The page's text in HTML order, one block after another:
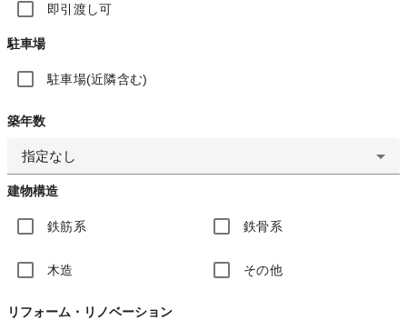
即引渡し可
駐車場
駐車場(近隣含む)
築年数
指定なし
建物構造
鉄筋系 鉄骨系
木造 その他
リフォーム・リノベーション